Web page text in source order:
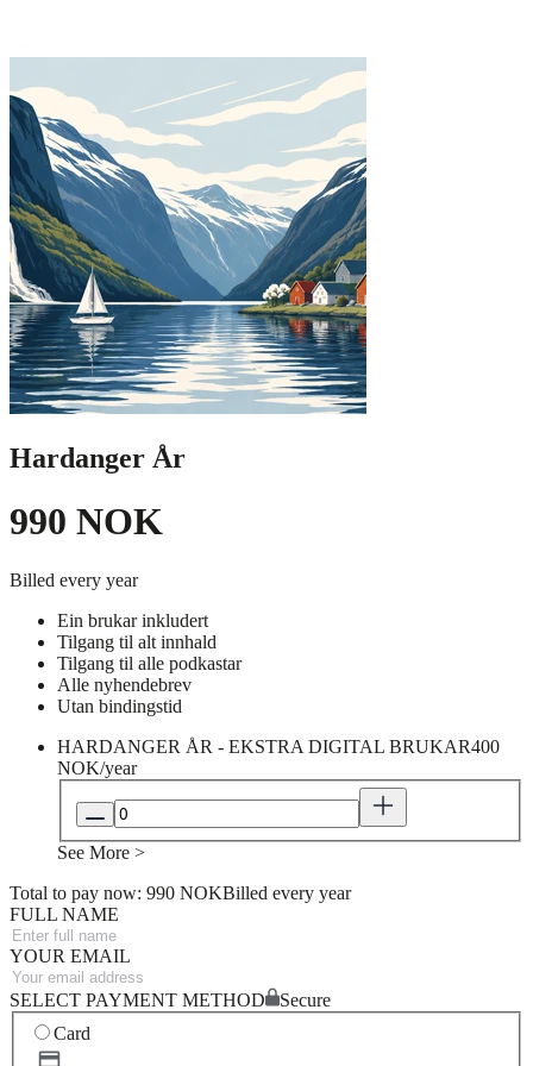
Hardanger År
990 NOK
Billed every year
Ein brukar inkludert
Tilgang til alt innhald
Tilgang til alle podkastar
Alle nyhendebrev
Utan bindingstid
HARDANGER ÅR - EKSTRA DIGITAL BRUKAR400
NOK/year
See More >
Total to pay now: 990 NOKBilled every year
FULL NAME
YOUR EMAIL
SELECT PAYMENT METHOD
Secure
Card